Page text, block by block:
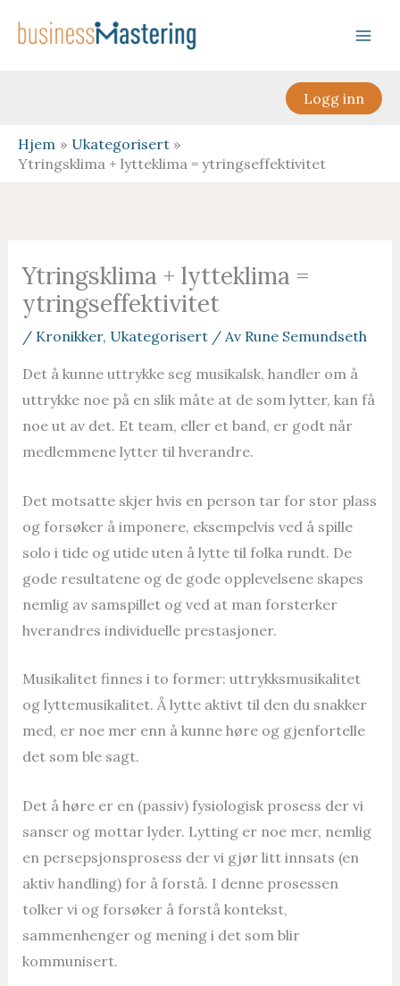
rett
Logg inn
Hjem
Ukategorisert
Ytringsklima + lytteklima = ytringseffektivitet
Ytringsklima + lytteklima =
ytringseffektivitet
/ Kronikker, Ukategorisert/ Av Rune Semundseth
Det å kunne uttrykke seg musikalsk, handler om å
uttrykke noe på en slik måte at de som lytter, kan få
noe ut av det. Et team, eller et band, er godt når
medlemmene lytter til hverandre.
Det motsatte skjer hvis en person tar for stor plass
og forsøker å imponere, eksempelvis ved å spille
solo i tide og utide uten å lytte til folka rundt. De
gode resultatene og de gode opplevelsene skapes
nemlig av samspillet og ved at man forsterker
hverandres individuelle prestasjoner.
Musikalitet finnes i to former: uttrykksmusikalitet
og lyttemusikalitet. Å lytte aktivt til den du snakker
med, er noe mer enn å kunne høre og gjenfortelle
det som ble sagt.
Det å høre er en (passiv) fysiologisk prosess der vi
sanser og mottar lyder. Lytting er noe mer, nemlig
en persepsjonsprosess der vi gjør litt innsats (en
aktiv handling) for å forstå. I denne prosessen
tolker vi og forsøker å forstå kontekst,
sammenhenger og mening i det som blir
kommunisert.